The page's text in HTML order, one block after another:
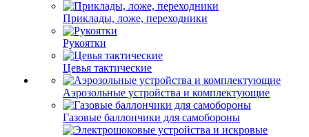
Приклады, ложе, переходники
Рукоятки
Цевья тактические
Аэрозольные устройства и комплектующие
Газовые баллончики для самобороны